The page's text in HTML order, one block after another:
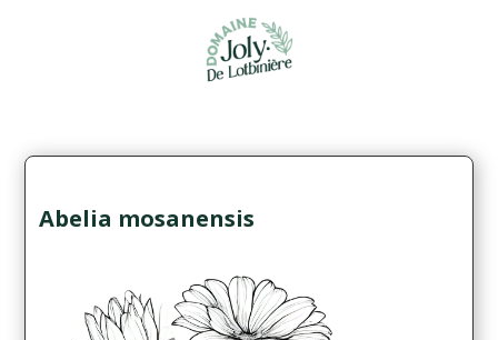
Abelia mosanensis